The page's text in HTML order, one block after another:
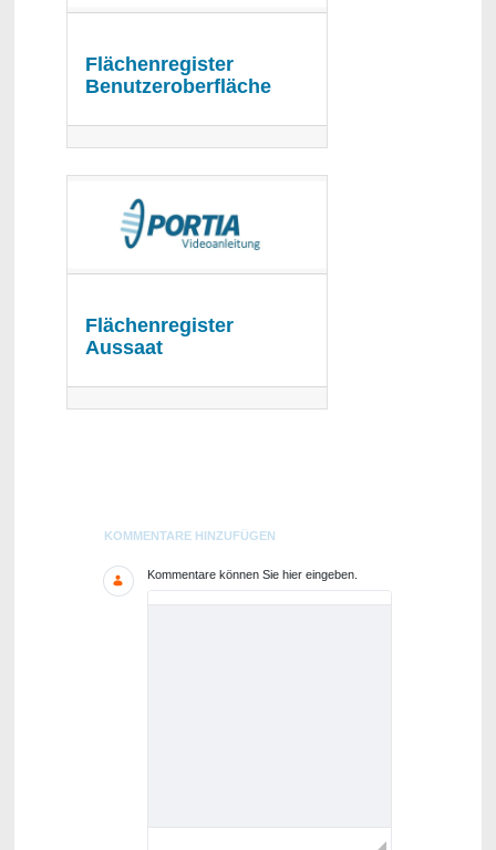
Flächenregister
Benutzeroberfläche
Flächenregister
Aussaat
Blogs
KOMMENTARE HINZUFÜGEN
Kommentare können Sie hier eingeben.